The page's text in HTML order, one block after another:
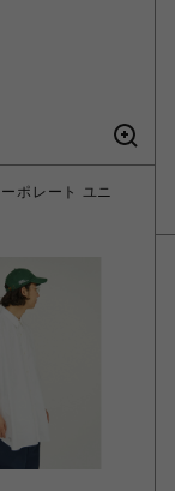
ポレート ユニ